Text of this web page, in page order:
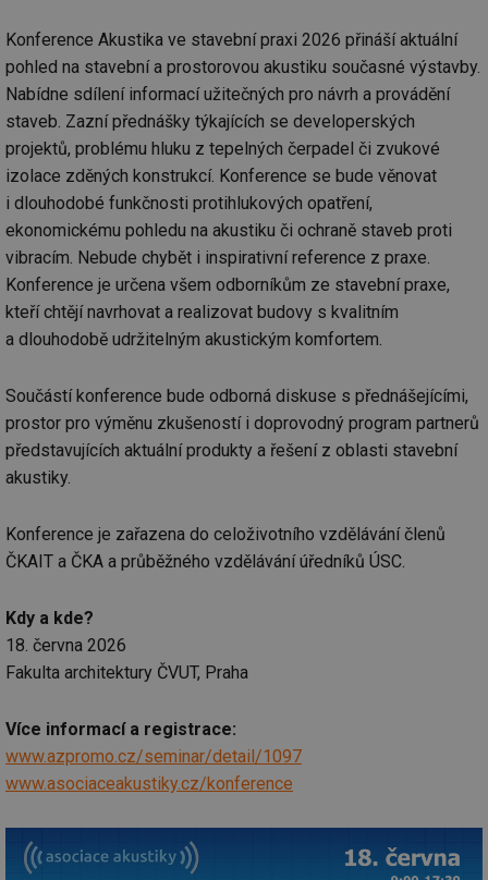
Konference Akustika ve stavební praxi 2026 přináší aktuální
pohled na stavební a prostorovou akustiku současné výstavby.
Nabídne sdílení informací užitečných pro návrh a provádění
staveb. Zazní přednášky týkajících se developerských
projektů, problému hluku z tepelných čerpadel či zvukové
izolace zděných konstrukcí. Konference se bude věnovat
i dlouhodobé funkčnosti protihlukových opatření,
ekonomickému pohledu na akustiku či ochraně staveb proti
vibracím. Nebude chybět i inspirativní reference z praxe.
Konference je určena všem odborníkům ze stavební praxe,
kteří chtějí navrhovat a realizovat budovy s kvalitním
a dlouhodobě udržitelným akustickým komfortem.
Součástí konference bude odborná diskuse s přednášejícími,
prostor pro výměnu zkušeností i doprovodný program partnerů
představujících aktuální produkty a řešení z oblasti stavební
akustiky.
Konference je zařazena do celoživotního vzdělávání členů
ČKAIT a ČKA a průběžného vzdělávání úředníků ÚSC.
Kdy a kde?
18. června 2026
Fakulta architektury ČVUT, Praha
Více informací a registrace:
www.azpromo.cz/seminar/detail/1097
www.asociaceakustiky.cz/konference